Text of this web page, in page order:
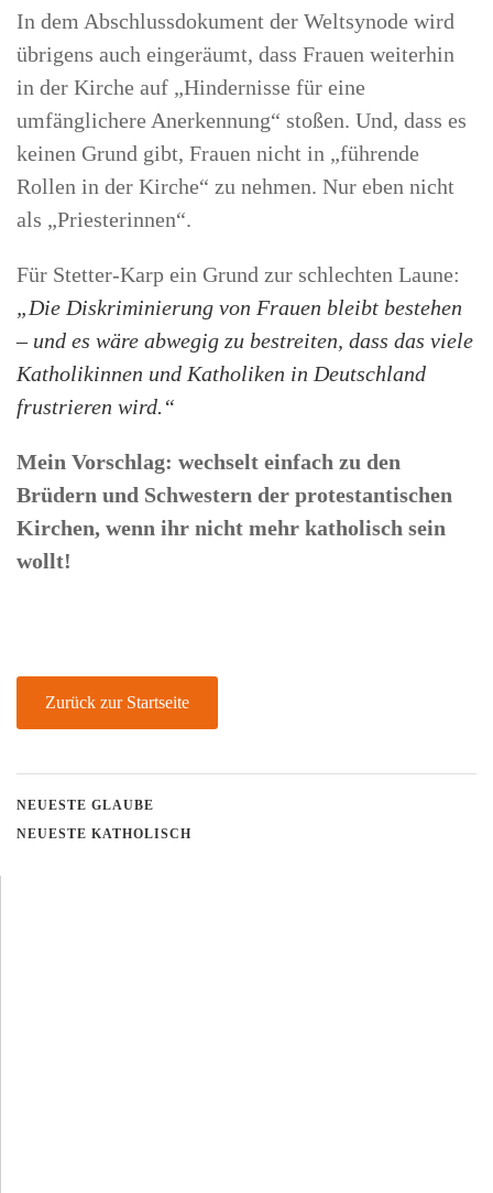
In dem Abschlussdokument der Weltsynode wird
übrigens auch eingeräumt, dass Frauen weiterhin
in der Kirche auf „Hindernisse für eine
umfänglichere Anerkennung“ stoßen. Und, dass es
keinen Grund gibt, Frauen nicht in „führende
Rollen in der Kirche“ zu nehmen. Nur eben nicht
als „Priesterinnen“.
Für Stetter-Karp ein Grund zur schlechten Laune:
„Die Diskriminierung von Frauen bleibt bestehen
– und es wäre abwegig zu bestreiten, dass das viele
Katholikinnen und Katholiken in Deutschland
frustrieren wird.“
Mein Vorschlag: wechselt einfach zu den
Brüdern und Schwestern der protestantischen
Kirchen, wenn ihr nicht mehr katholisch sein
wollt!
Zurück zur Startseite
NEUESTE GLAUBE
NEUESTE KATHOLISCH